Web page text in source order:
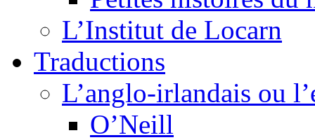
L’Institut de Locarn
Traductions
L’anglo-irlandais ou
O’Neill